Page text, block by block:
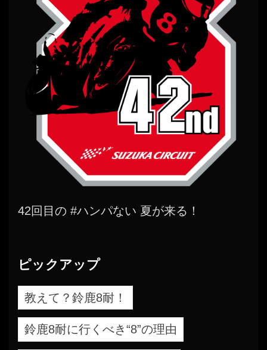
42回目の #ハンパない 夏が来る！
ピックアップ
教えて？鈴鹿8耐！
鈴鹿8耐に行くべき“8”の理由